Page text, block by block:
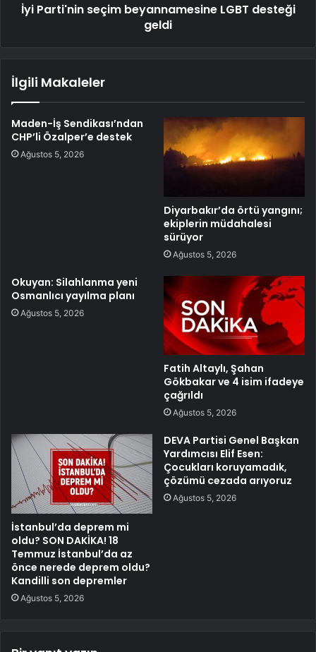
İyi Parti'nin seçim beyannamesine LGBT desteği
geldi
İlgili Makaleler
Maden-İş Sendikası’ndan
CHP’li Özalper’e destek
Ağustos 5, 2026
Diyarbakır’da örtü yangını;
ekiplerin müdahalesi
sürüyor
Ağustos 5, 2026
Okuyan: Silahlanma yeni
Osmanlıcı yayılma planı
Ağustos 5, 2026
Fatih Altaylı, Şahan
Gökbakar ve 4 isim ifadeye
çağrıldı
Ağustos 5, 2026
İstanbul’da deprem mi
oldu? SON DAKİKA! 18
Temmuz İstanbul’da az
önce nerede deprem oldu?
Kandilli son depremler
Ağustos 5, 2026
DEVA Partisi Genel Başkan
Yardımcısı Elif Esen:
Çocukları koruyamadık,
çözümü cezada arıyoruz
Ağustos 5, 2026